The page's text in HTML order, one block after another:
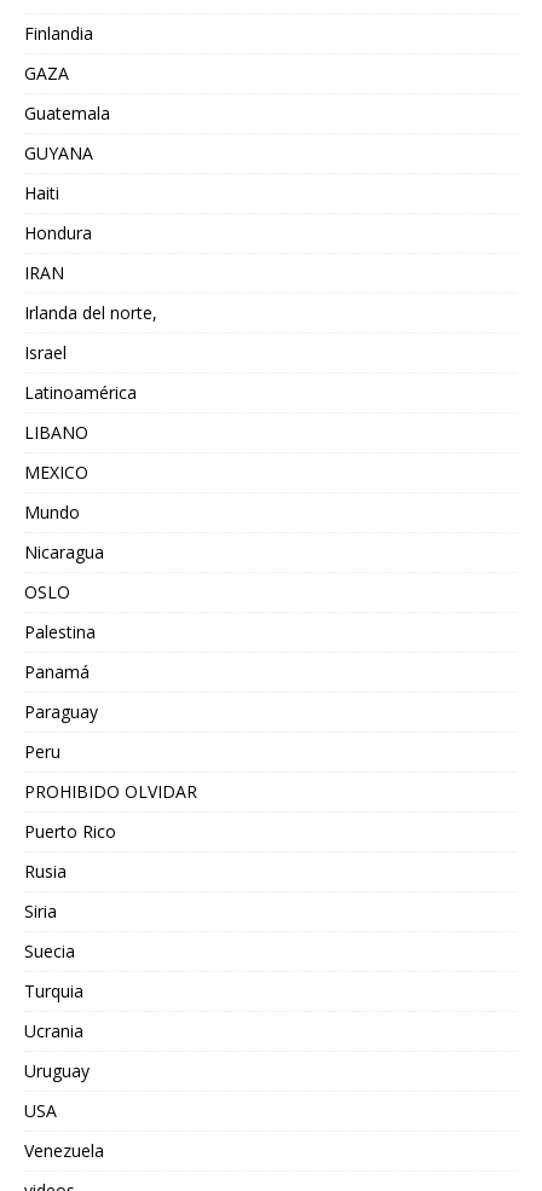
Finlandia
GAZA
Guatemala
GUYANA
Haiti
Hondura
IRAN
Irlanda del norte,
Israel
Latinoamérica
LIBANO
MEXICO
Mundo
Nicaragua
OSLO
Palestina
Panamá
Paraguay
Peru
PROHIBIDO OLVIDAR
Puerto Rico
Rusia
Siria
Suecia
Turquia
Ucrania
Uruguay
USA
Venezuela